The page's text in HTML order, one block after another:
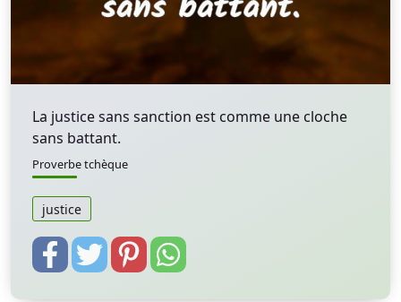
La justice sans sanction est comme une cloche
sans battant.
Proverbe tchèque
justice